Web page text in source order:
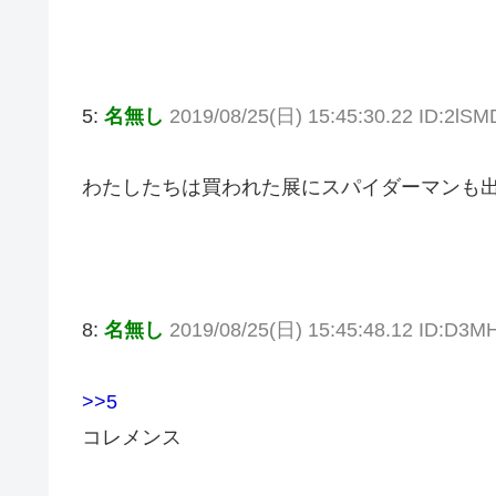
5: 名無し 2019/08/25(日) 15:45:30.22
わたしたちは買われた展にスパイダーマンも
8: 名無し 2019/08/25(日) 15:45:48.12
>>5
コレメンス